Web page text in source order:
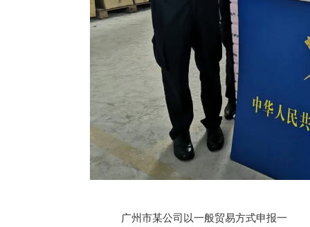
广州市某公司以一般贸易方式申报一